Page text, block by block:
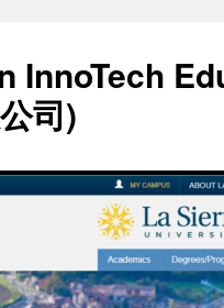
InnoTech
司)